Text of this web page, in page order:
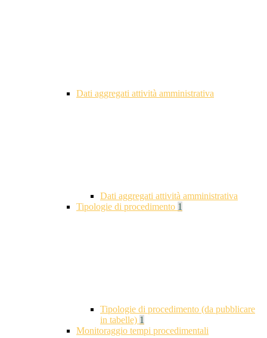
Dati aggregati attività amministrativa
Dati aggregati attività amministrativa
Tipologie di procedimento 1
Tipologie di procedimento (da pubblicare
in tabelle) 1
Monitoraggio tempi procedimentali